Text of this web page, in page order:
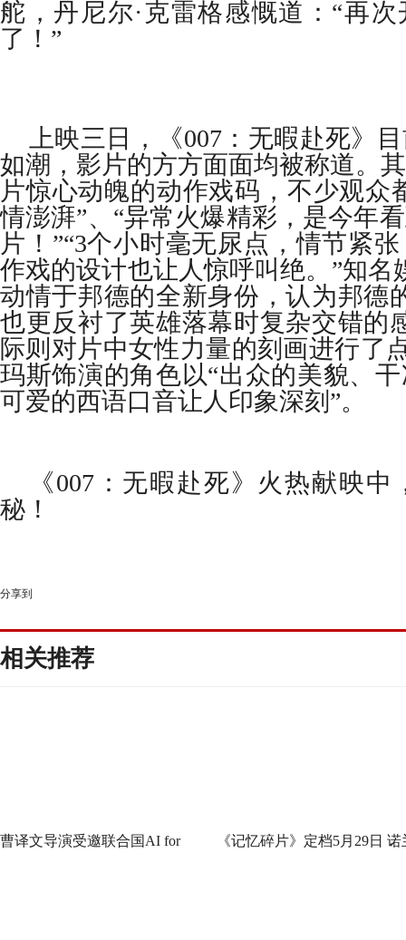
舵，丹尼尔·克雷格感慨道：“再次
了！”
上映三日，《007：无暇赴死》
如潮，影片的方方面面均被称道。
片惊心动魄的动作戏码，不少观众
情澎湃”、“异常火爆精彩，是今年
片！”“3个小时毫无尿点，情节紧
作戏的设计也让人惊呼叫绝。”知名
动情于邦德的全新身份，认为邦德
也更反衬了英雄落幕时复杂交错的
际则对片中女性力量的刻画进行了
玛斯饰演的角色以“出众的美貌、
可爱的西语口音让人印象深刻”。
《007：无暇赴死》火热献映中
秘！
分享到
相关推荐
曹译文导演受邀联合国AI for 《记忆碎片》定档5月29日 诺